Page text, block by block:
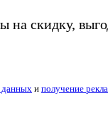
на скидку,
данных и получение